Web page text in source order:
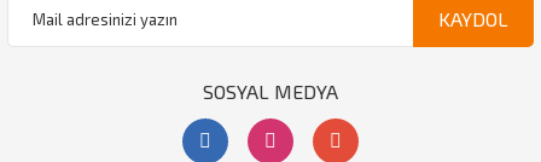
KAYDOL
SOSYAL MEDYA